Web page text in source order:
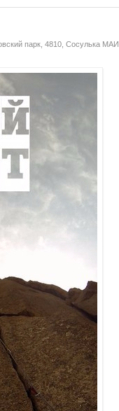
парк, 4810, Сосулька МАИ